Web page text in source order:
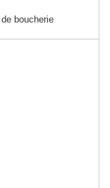
boucherie